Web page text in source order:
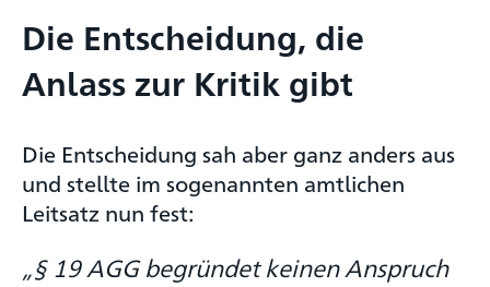
Die Entscheidung, die
Anlass zur Kritik gibt
Die Entscheidung sah aber ganz anders aus
und stellte im sogenannten amtlichen
Leitsatz nun fest:
„§ 19 AGG begründet keinen Anspruch